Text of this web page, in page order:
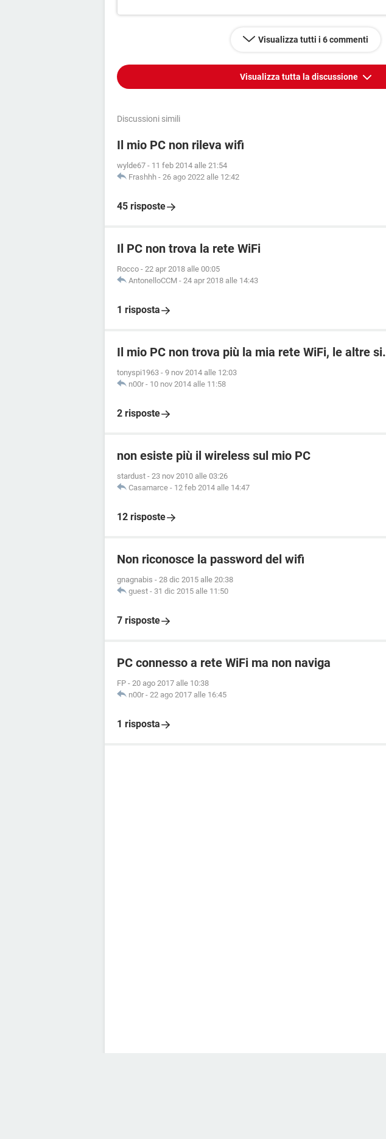
Visualizza tutti i 6 commenti
Visualizza tutta la discussione
Discussioni simili
Il mio PC non rileva wifi
wylde67 - 11 feb 2014 alle 21:54
Frashhh - 26 ago 2022 alle 12:42
45 risposte
Il PC non trova la rete WiFi
Rocco - 22 apr 2018 alle 00:05
AntonelloCCM - 24 apr 2018 alle 14:43
1 risposta
Il mio PC non trova più la mia rete WiFi, le altre si.
tonyspi1963 - 9 nov 2014 alle 12:03
n00r - 10 nov 2014 alle 11:58
2 risposte
non esiste più il wireless sul mio PC
stardust - 23 nov 2010 alle 03:26
Casamarce - 12 feb 2014 alle 14:47
12 risposte
Non riconosce la password del wifi
gnagnabis - 28 dic 2015 alle 20:38
guest - 31 dic 2015 alle 11:50
7 risposte
PC connesso a rete WiFi ma non naviga
FP - 20 ago 2017 alle 10:38
n00r - 22 ago 2017 alle 16:45
1 risposta